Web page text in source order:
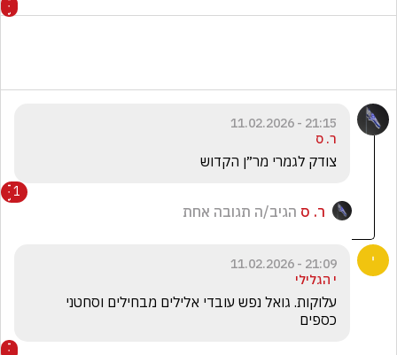
21:15 - 11.02.2026
ר. ס
צודק לגמרי מר״ן הקדוש
1
ר. ס הגיב/ה תגובה אחת
21:09 - 11.02.2026
י הגלילי
כספים